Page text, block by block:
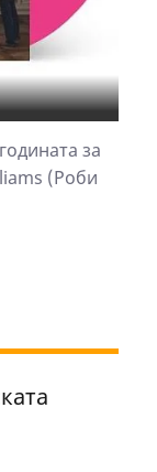
за
(Роби